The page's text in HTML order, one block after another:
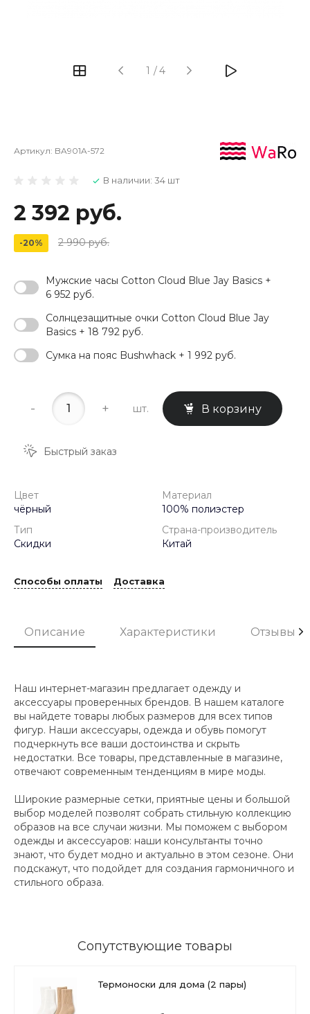
1 /4
Артикул: BA901A-572
В наличии: 34 шт
2 392 руб.
-20% 2 990 руб.
Мужские часы Cotton Cloud Blue Jay Basics +
6 952 руб.
Солнцезащитные очки Cotton Cloud Blue Jay
Basics + 18 792 руб.
Сумка на пояс Bushwhack + 1 992 руб.
- + шт. В корзину
Быстрый заказ
Цвет
чёрный
Материал
100% полиэстер
Тип
Скидки
Страна-производитель
Китай
Способы оплаты Доставка
Описание Характеристики Отзывы
Наш интернет-магазин предлагает одежду и
аксессуары проверенных брендов. В нашем каталоге
вы найдете товары любых размеров для всех типов
фигур. Наши аксессуары, одежда и обувь помогут
подчеркнуть все ваши достоинства и скрыть
недостатки. Все товары, представленные в магазине,
отвечают современным тенденциям в мире моды.
Широкие размерные сетки, приятные цены и большой
выбор моделей позволят собрать стильную коллекцию
образов на все случаи жизни. Мы поможем с выбором
одежды и аксессуаров: наши консультанты точно
знают, что будет модно и актуально в этом сезоне. Они
подскажут, что подойдет для создания гармоничного и
стильного образа.
Сопутствующие товары
Термоноски для дома (2 пары)